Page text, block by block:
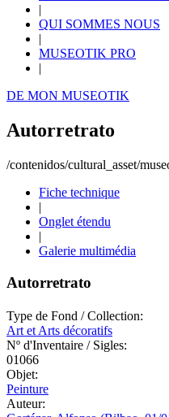
|
QUI SOMMES NOUS
|
MUSEOTIK PRO
|
DE MON MUSEOTIK
Autorretrato
/contenidos/cultural_asset/
Fiche technique
|
Onglet étendu
|
Galerie multimédia
Autorretrato
Type de Fond / Collection:
Art et Arts décoratifs
Nº d'Inventaire / Sigles:
01066
Objet:
Peinture
Auteur: